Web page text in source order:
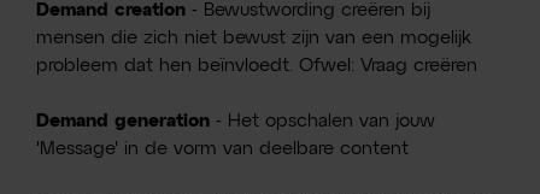
Demand creation - Bewustwording creëren bij
mensen die zich niet bewust zijn van een mogelijk
probleem dat hen beïnvloedt. Ofwel: Vraag creëren
Demand generation - Het opschalen van jouw
'Message' in de vorm van deelbare content